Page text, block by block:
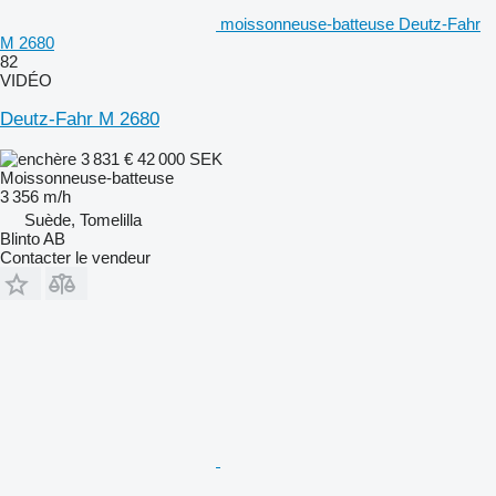
moissonneuse-batteuse Deutz-Fahr
M 2680
82
VIDÉO
Deutz-Fahr M 2680
3 831 € 42 000 SEK
Moissonneuse-batteuse
3 356 m/h
Suède, Tomelilla
Blinto AB
Contacter le vendeur